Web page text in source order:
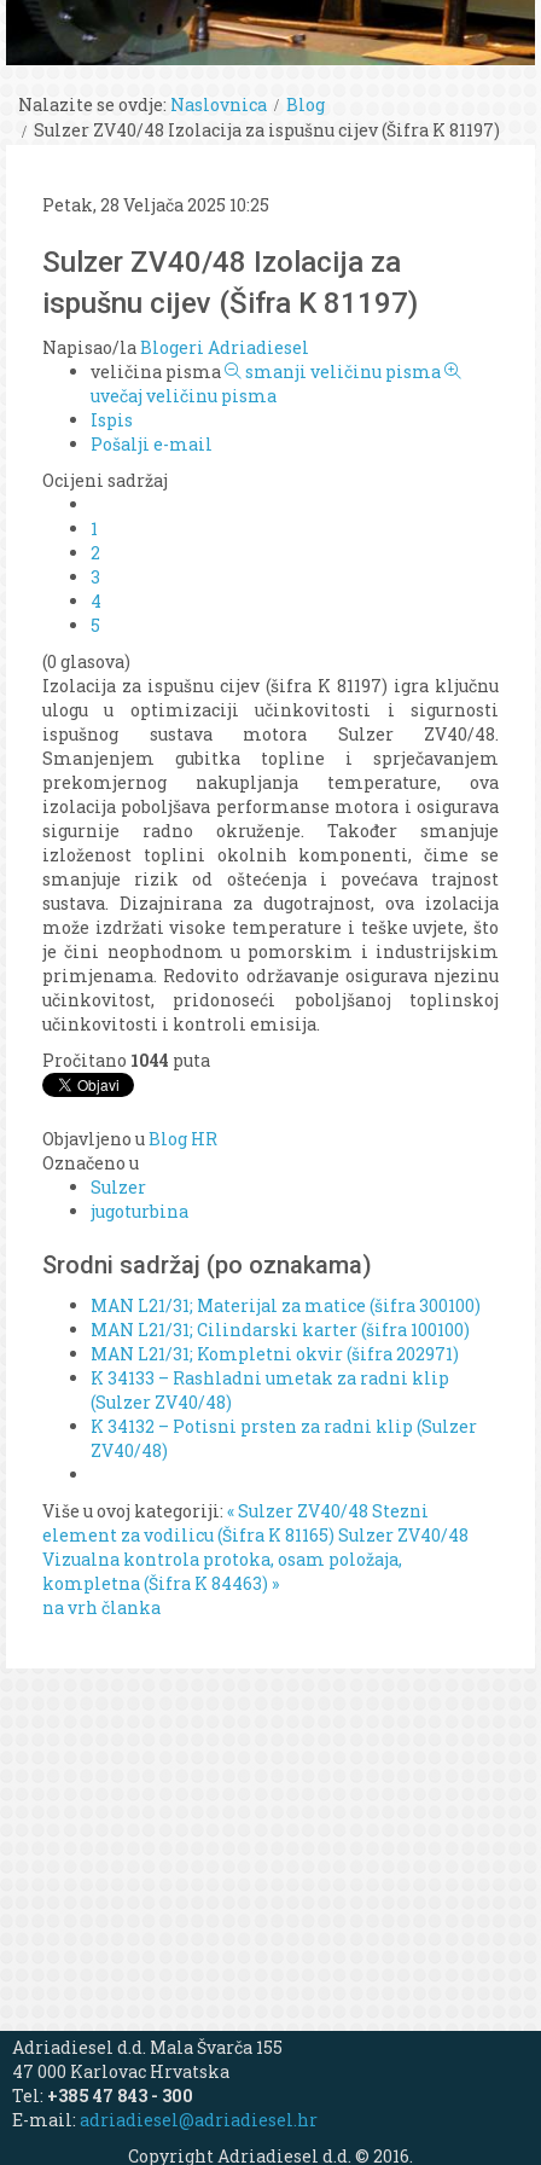
Nalazite se ovdje: Naslovnica
Blog
Sulzer ZV40/48 Izolacija za ispušnu cijev (Šifra K 81197)
Petak, 28 Veljača 2025 10:25
Sulzer ZV40/48 Izolacija za
ispušnu cijev (Šifra K 81197)
Napisao/la Blogeri Adriadiesel
veličina pisma
smanji veličinu pisma
uvečaj veličinu pisma
Ispis
Pošalji e-mail
Ocijeni sadržaj
1
2
3
4
5
(0 glasova)
Izolacija za ispušnu cijev (šifra K 81197) igra ključnu
ulogu u optimizaciji učinkovitosti i sigurnosti
ispušnog sustava motora Sulzer ZV40/48.
Smanjenjem gubitka topline i sprječavanjem
prekomjernog nakupljanja temperature, ova
izolacija poboljšava performanse motora i osigurava
sigurnije radno okruženje. Također smanjuje
izloženost toplini okolnih komponenti, čime se
smanjuje rizik od oštećenja i povećava trajnost
sustava. Dizajnirana za dugotrajnost, ova izolacija
može izdržati visoke temperature i teške uvjete, što
je čini neophodnom u pomorskim i industrijskim
primjenama. Redovito održavanje osigurava njezinu
učinkovitost, pridonoseći poboljšanoj toplinskoj
učinkovitosti i kontroli emisija.
Pročitano 1044 puta
Objavljeno uBlog HR
Označeno u
Sulzer
jugoturbina
Srodni sadržaj (po oznakama)
MAN L21/31; Materijal za matice (šifra 300100)
MAN L21/31; Cilindarski karter (šifra 100100)
MAN L21/31; Kompletni okvir (šifra 202971)
K 34133 – Rashladni umetak za radni klip
(Sulzer ZV40/48)
K 34132 – Potisni prsten za radni klip (Sulzer
ZV40/48)
Više u ovoj kategoriji: « Sulzer ZV40/48 Stezni
element za vodilicu (Šifra K 81165) Sulzer ZV40/48
Vizualna kontrola protoka, osam položaja,
kompletna (Šifra K 84463) »
na vrh članka
Adriadiesel d.d. Mala Švarča 155
47 000 Karlovac Hrvatska
Tel: +385 47 843 - 300
E-mail: adriadiesel@adriadiesel.hr
Copyright Adriadiesel d.d. © 2016.